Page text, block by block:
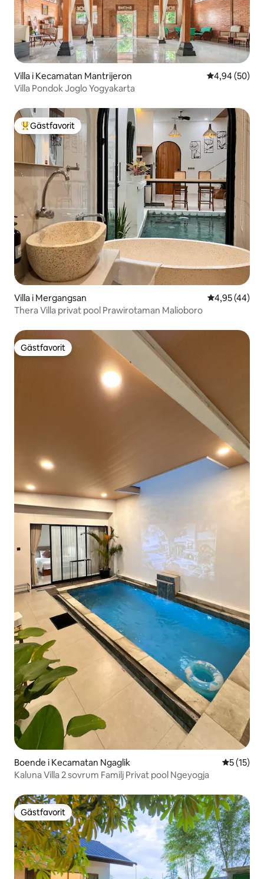
Villa i Kecamatan Mantrijeron 4,94 av 5 i
4,94 (50)
Villa Pondok Joglo Yogyakarta
Populär gästfavorit
Gästfavorit
Villa i Mergangsan 4,95 av 5 i
4,95 (44)
Thera Villa privat pool Prawirotaman Malioboro
Gästfavorit
Gästfavorit
Boende i Kecamatan Ngaglik 5 av 5 i
5 (15)
Kaluna Villa 2 sovrum Familj Privat pool Ngeyogja
Gästfavorit
Gästfavorit